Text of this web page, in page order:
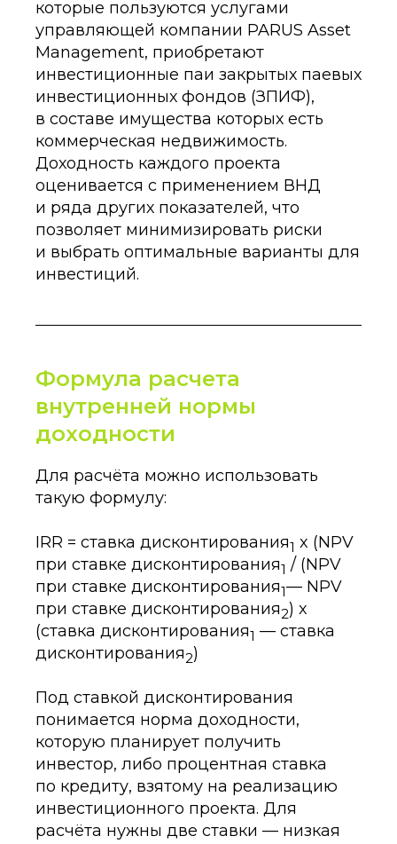
которые пользуются услугами
управляющей компании PARUS Asset
Management, приобретают
инвестиционные паи закрытых паевых
инвестиционных фондов (ЗПИФ),
в составе имущества которых есть
коммерческая недвижимость.
Доходность каждого проекта
оценивается с применением ВНД
и ряда других показателей, что
позволяет минимизировать риски
и выбрать оптимальные варианты для
инвестиций.
Формула расчета
внутренней нормы
доходности
Для расчёта можно использовать
такую формулу:
IRR = ставка дисконтирования1 x (NPV
при ставке дисконтирования1 / (NPV
при ставке дисконтирования1— NPV
при ставке дисконтирования2) x
(ставка дисконтирования1 — ставка
дисконтирования2)
Под ставкой дисконтирования
понимается норма доходности,
которую планирует получить
инвестор, либо процентная ставка
по кредиту, взятому на реализацию
инвестиционного проекта. Для
расчёта нужны две ставки — низкая